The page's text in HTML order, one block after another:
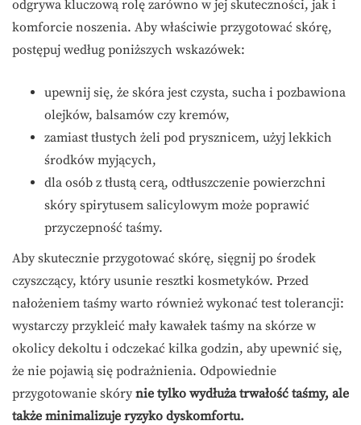
odgrywa kluczową rolę zarówno w jej skuteczności, jak i
komforcie noszenia. Aby właściwie przygotować skórę,
postępuj według poniższych wskazówek:
upewnij się, że skóra jest czysta, sucha i pozbawiona
olejków, balsamów czy kremów,
zamiast tłustych żeli pod prysznicem, użyj lekkich
środków myjących,
dla osób z tłustą cerą, odtłuszczenie powierzchni
skóry spirytusem salicylowym może poprawić
przyczepność taśmy.
Aby skutecznie przygotować skórę, sięgnij po środek
czyszczący, który usunie resztki kosmetyków. Przed
nałożeniem taśmy warto również wykonać test tolerancji:
wystarczy przykleić mały kawałek taśmy na skórze w
okolicy dekoltu i odczekać kilka godzin, aby upewnić się,
że nie pojawią się podrażnienia. Odpowiednie
przygotowanie skóry nie tylko wydłuża trwałość taśmy, ale
także minimalizuje ryzyko dyskomfortu.